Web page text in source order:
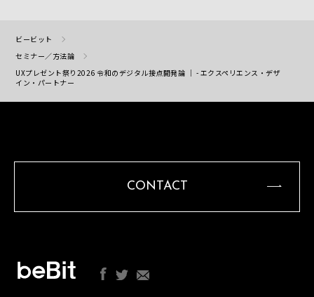
ビービット
セミナー／方法論
UXプレゼント祭り2026 令和のデジタル接点開発論 ｜ - エクスペリエンス・デザ
イン・パートナー
CONTACT